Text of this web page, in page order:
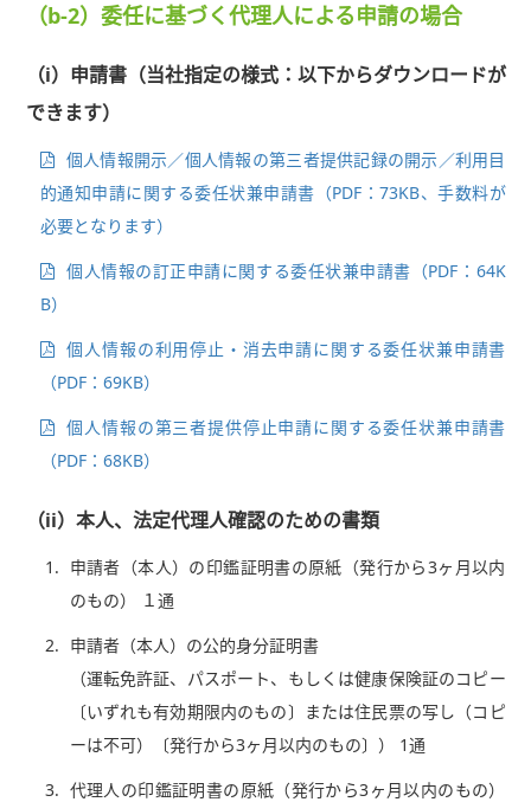
（b-2）委任に基づく代理人による申請の場合
（i）申請書（当社指定の様式：以下からダウンロードが
できます）
個人情報開示／個人情報の第三者提供記録の開示／利用目
的通知申請に関する委任状兼申請書（PDF：73KB、手数料が
必要となります）
個人情報の訂正申請に関する委任状兼申請書（PDF：64K
B）
個人情報の利用停止・消去申請に関する委任状兼申請書
（PDF：69KB）
個人情報の第三者提供停止申請に関する委任状兼申請書
（PDF：68KB）
（ii）本人、法定代理人確認のための書類
1. 申請者（本人）の印鑑証明書の原紙（発行から3ヶ月以内
のもの） １通
2. 申請者（本人）の公的身分証明書
（運転免許証、パスポート、もしくは健康保険証のコピー
〔いずれも有効期限内のもの〕または住民票の写し（コピ
ーは不可）〔発行から3ヶ月以内のもの〕） 1通
3. 代理人の印鑑証明書の原紙（発行から3ヶ月以内のもの）